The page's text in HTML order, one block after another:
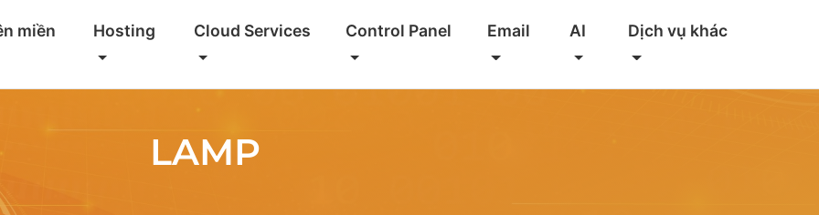
miền Hosting Cloud Services Control Panel Email AI Dịch vụ khác
LAMP